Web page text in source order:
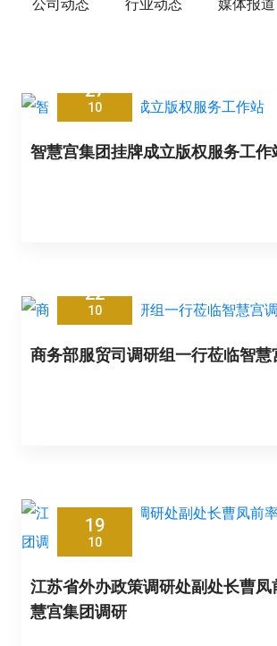
公司动态 行业动态 媒体报道
27
10
智慧宫集团挂牌成立版权服务工作
22
10
商务部服贸司调研组一行莅临智慧
19
10
江苏省外办政策调研处副处长曹凤
慧宫集团调研